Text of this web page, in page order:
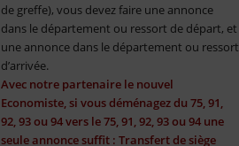
de greffe), vous devez faire une annonce
dans le département ou ressort de départ, et
une annonce dans le département ou ressort
d’arrivée.
Avec notre partenaire le nouvel
Economiste, si vous déménagez du 75, 91,
92, 93 ou 94 vers le 75, 91, 92, 93 ou 94 une
seule annonce suffit : Transfert de siège